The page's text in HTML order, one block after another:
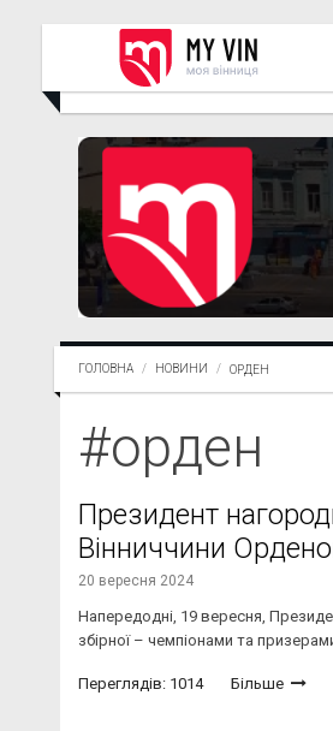
ГОЛОВНА НОВИНИ ОРДЕН
#орден
Президент
Вінниччини
20 вересня 2024
Напередодні, 19 вересня,
збірної – чемпіонами та
Переглядів: 1014 Більше